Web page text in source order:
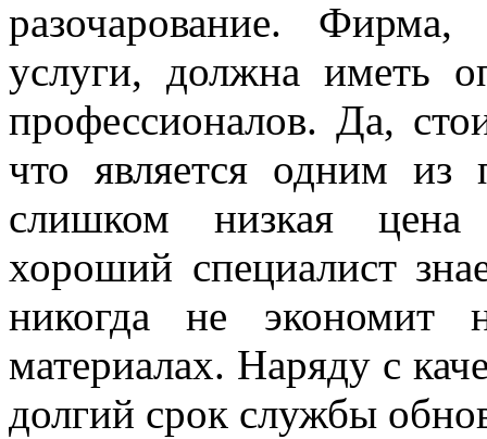
разочарование. Фирма,
услуги, должна иметь
профессионалов. Да,
что является одним
слишком низкая
хороший специалист
никогда не экономит
материалах. Наряду с
долгий срок службы